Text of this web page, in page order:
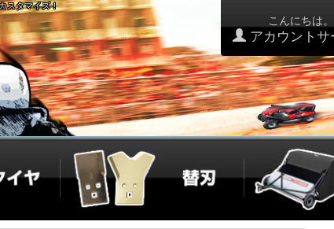
こんにちは
アカウントサ
スタマイズ！